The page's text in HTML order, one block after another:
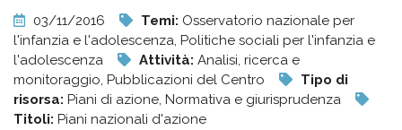
03/11/2016 Temi: Osservatorio nazionale per
l'infanzia e l'adolescenza, Politiche sociali per l'infanzia e
l'adolescenza
Attività: Analisi, ricerca e
monitoraggio, Pubblicazioni del Centro
Tipo di
risorsa: Piani di azione, Normativa e giurisprudenza
Titoli: Piani nazionali d'azione